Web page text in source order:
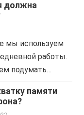
должна
мы используем
работы.
подумать…
памяти